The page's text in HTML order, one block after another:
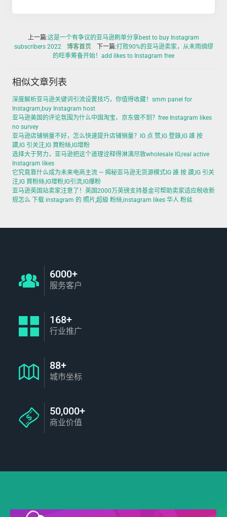
上一篇:这是一个有争议的亚马逊刷单分享best to buy Instagram
subscribers 2022
博客首页 下一篇:打败90%的亚马逊卖家，从未雨绸缪
的旺季筹备开始！add likes to Instagram free
相似文章列表
深度解析亚马逊关键词引流设置技巧，你值得收藏！smm panel for
Instagram,buy Instagram host
亚马逊美国的评论氛围为什么中国淘宝、京东做不到？free Instagram likes
no survey
亚马逊店铺销量不好，怎么快速提升店铺销量？IG 点 赞,IG 登錄,IG 誰 按
讚,IG 引关注,IG 買粉絲,IG增粉
选择大于努力，亚马逊把这个道理诠释得淋漓尽致wholesale IG,real active
Instagram likes
它究竟靠什么成为未来电商主流 — 揭秘亚马逊无货源模式IG 誰 按 讚,IG 引关
注,IG 買粉絲,IG增粉,IG引流,IG爆粉
亚马逊英国站卖家注意了！英国2000万英镑支持基金可帮助卖家适应税收新
规怎么 下载 instagram 的 照片,超級 粉絲,instagram likes 华人 粉丝
6000+
服务客户
168+
行业推广
88+
城市坐标
50,000+
商业价值